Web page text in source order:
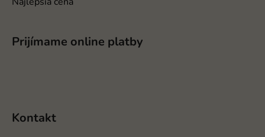
Prijímame online platby
Kontakt